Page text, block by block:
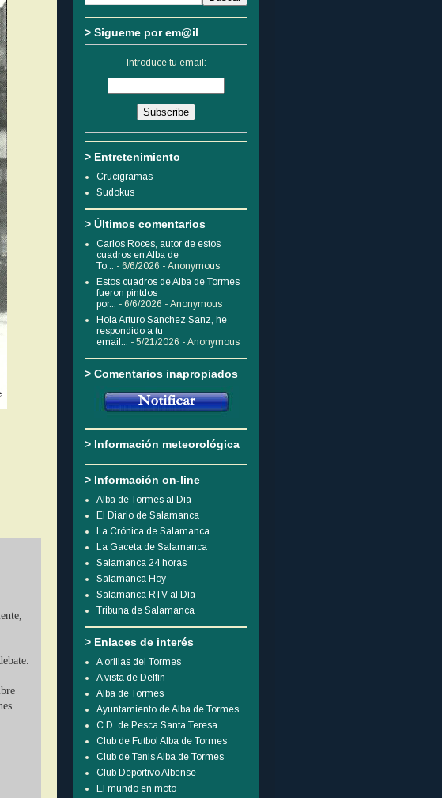
> Sigueme por em@il
Introduce tu email:
> Entretenimiento
Crucigramas
Sudokus
> Últimos comentarios
Carlos Roces, autor de estos
cuadros en Alba de
To... - 6/6/2026 - Anonymous
Estos cuadros de Alba de Tormes
fueron pintdos
por... - 6/6/2026 - Anonymous
Hola Arturo Sanchez Sanz, he
respondido a tu
email... - 5/21/2026 - Anonymous
> Comentarios inapropiados
> Información meteorológica
> Información on-line
Alba de Tormes al Dia
El Diario de Salamanca
La Crónica de Salamanca
La Gaceta de Salamanca
Salamanca 24 horas
Salamanca Hoy
Salamanca RTV al Día
Tribuna de Salamanca
> Enlaces de interés
A orillas del Tormes
A vista de Delfín
Alba de Tormes
Ayuntamiento de Alba de Tormes
C.D. de Pesca Santa Teresa
Club de Futbol Alba de Tormes
Club de Tenis Alba de Tormes
Club Deportivo Albense
El mundo en moto